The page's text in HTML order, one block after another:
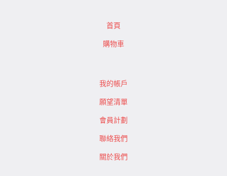
首頁
購物車
我的帳戶
願望清單
會員計劃
聯絡我們
關於我們